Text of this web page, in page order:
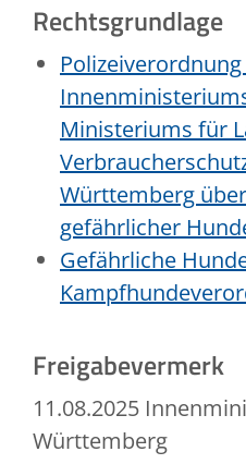
Rechtsgrundlage
Polizeiverordnung
Ministeriums für
Württemberg
gefährlicher
Gefährliche
Freigabevermerk
11.08.2025
Württemberg